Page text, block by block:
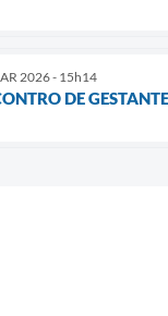
2026 - 15h14
DE